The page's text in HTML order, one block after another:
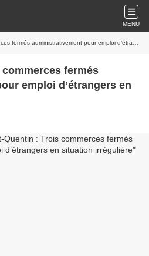
MENU
pour emploi d’étrangers en situation irrégulière
fermés
emploi d’étrangers en